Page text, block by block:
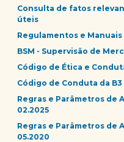
Consulta de fatos
úteis
Regulamentos e Manuais
BSM - Supervisão de
Código de Ética e
Código de Conduta da B3
Regras e Parâmetros de
02.2025
Regras e Parâmetros de
05.2020